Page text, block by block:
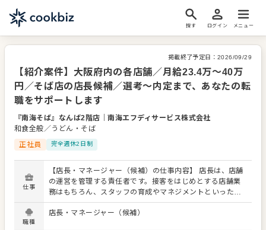
探す ログイン メニュー
掲載終了予定日： 2026/09/29
【紹介案件】大阪府内の各店舗／月給23.4万～40万
円／そば店の店長候補／選考～内定まで、あなたの転
職をサポートします
『南海そば』なんば2階店 ｜南海エフディサービス株式会社
和食全般／うどん・そば
正社員
完全週休2日制
仕事
【店長・マネージャー（候補）の仕事内容】 店長は、店舗
の運営を管理する責任者です。接客をはじめとする店舗業
務はもちろん、スタッフの育成やマネジメントといった重
要な役割を担います。メインとなるのは、販促イベントや
キャンペーンの企画なども含め、売上に繋げていくことで
職種
店長・マネージャー（候補）